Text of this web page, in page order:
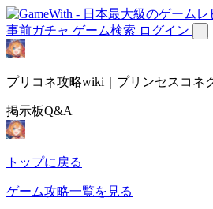
事前ガチャ ゲーム検索 ログイン
プリコネ攻略wiki｜プリンセスコネ
掲示板Q&A
トップに戻る
ゲーム攻略一覧を見る